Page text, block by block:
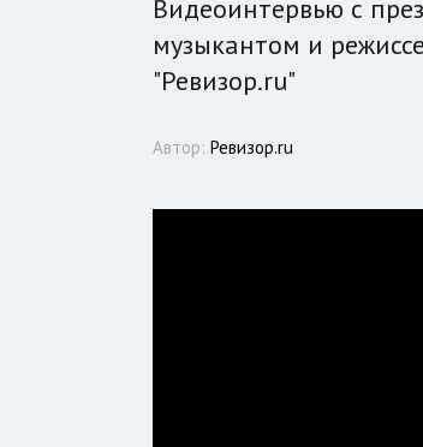
Видеоинтервью с
музыкантом и
"Ревизор.ru"
Автор:Ревизор.ru